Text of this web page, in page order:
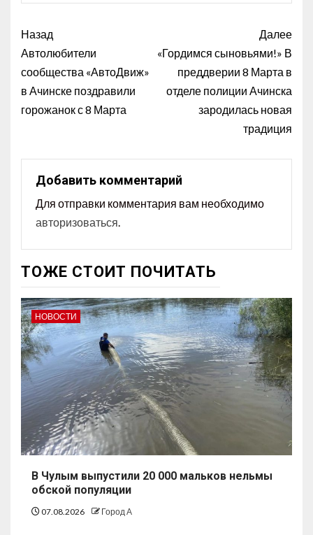
Назад
Автолюбители
сообщества «АвтоДвиж»
в Ачинске поздравили
горожанок с 8 Марта
Далее
«Гордимся сыновьями!» В
преддверии 8 Марта в
отделе полиции Ачинска
зародилась новая
традиция
Добавить комментарий
Для отправки комментария вам необходимо
авторизоваться.
ТОЖЕ СТОИТ ПОЧИТАТЬ
НОВОСТИ
В Чулым выпустили 20 000 мальков нельмы
обской популяции
07.08.2026 Город А